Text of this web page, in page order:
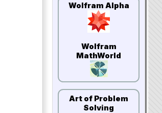
Wolfram Alpha
Wolfram
MathWorld
Art of Problem
Solving